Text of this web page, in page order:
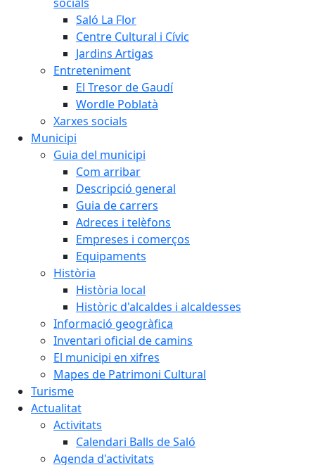
Saló La Flor
Centre Cultural i Cívic
Jardins Artigas
Entreteniment
El Tresor de Gaudí
Wordle Poblatà
Xarxes socials
Municipi
Guia del municipi
Com arribar
Descripció general
Guia de carrers
Adreces i telèfons
Empreses i comerços
Equipaments
Història
Història local
Històric d'alcaldes i alcaldesses
Informació geogràfica
Inventari oficial de camins
El municipi en xifres
Mapes de Patrimoni Cultural
Turisme
Actualitat
Activitats
Calendari Balls de Saló
Agenda d'activitats